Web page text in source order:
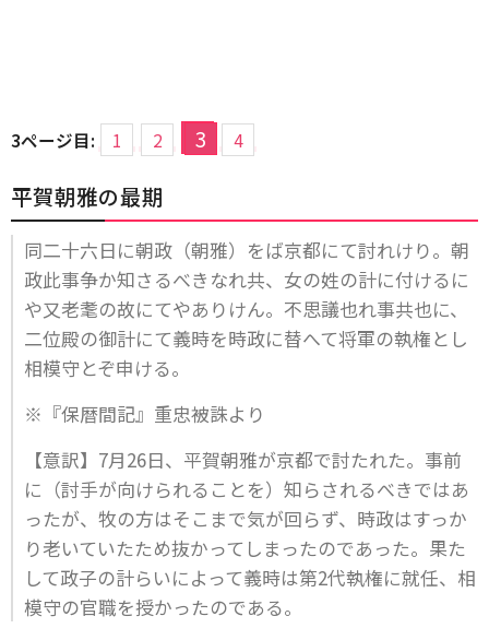
3ページ目: 1 2 3 4
平賀朝雅の最期
同二十六日に朝政（朝雅）をば京都にて討れけり。朝
政此事争か知さるべきなれ共、女の姓の計に付けるに
や又老耄の故にてやありけん。不思議也れ事共也に、
二位殿の御計にて義時を時政に替へて将軍の執権とし
相模守とぞ申ける。
※『保暦間記』重忠被誅より
【意訳】7月26日、平賀朝雅が京都で討たれた。事前
に（討手が向けられることを）知らされるべきではあ
ったが、牧の方はそこまで気が回らず、時政はすっか
り老いていたため抜かってしまったのであった。果た
して政子の計らいによって義時は第2代執権に就任、相
模守の官職を授かったのである。